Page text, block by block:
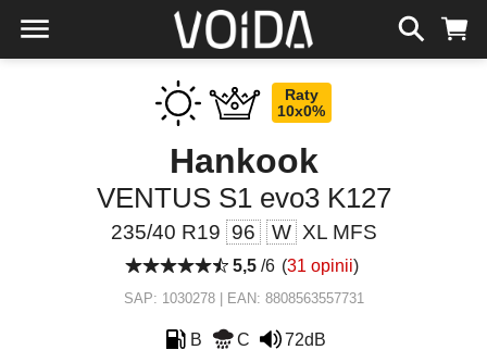
Raty
10x0%
Hankook
VENTUS S1 evo3 K127
235/40 R19 96 W XL MFS
5,5/6 (31 opinii)
SAP: 1030278 | EAN: 8808563557731
B C 72dB